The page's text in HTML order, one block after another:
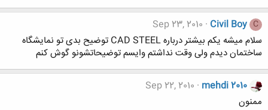
C
Civil Boy
Sep 23, 2010
سلام میشه یکم بیشتر درباره CAD STEEL توضیح بدی تو نمایشگاه
ساختمان دیدم ولی وقت نداشتم وایسم توضیحاتشونو گوش کنم
mehdi 2010
Sep 22, 2010
ممنون